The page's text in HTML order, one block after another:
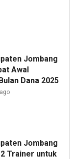
Jombang
Awal
Dana 2025
Jombang
Trainer untuk